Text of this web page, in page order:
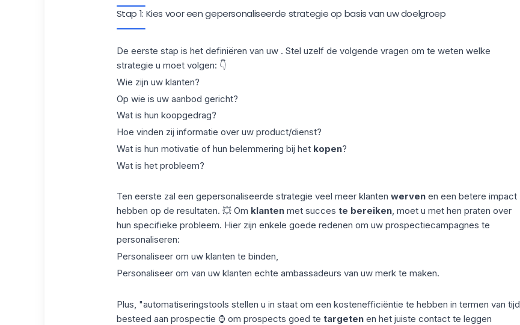
Stap 1: Kies voor een gepersonaliseerde strategie op basis van uw doelgroep
De eerste stap is het definiëren van uw . Stel uzelf de volgende vragen om te weten welke
strategie u moet volgen: 👇
Wie zijn uw klanten?
Op wie is uw aanbod gericht?
Wat is hun koopgedrag?
Hoe vinden zij informatie over uw product/dienst?
Wat is hun motivatie of hun belemmering bij het kopen?
Wat is het probleem?
Ten eerste zal een gepersonaliseerde strategie veel meer klanten wervenen een betere impact
hebben op de resultaten. 💥 Om klantenmet succes te bereiken, moet u met hen praten over
hun specifieke probleem. Hier zijn enkele goede redenen om uw prospectiecampagnes te
personaliseren:
Personaliseer om uw klanten te binden,
Personaliseer om van uw klanten echte ambassadeurs van uw merk te maken.
Plus, "automatiseringstools stellen u in staat om een kostenefficiëntie te hebben in termen van tijd
besteed aan prospectie ⌚ om prospects goed te targetenen het juiste contact te leggen